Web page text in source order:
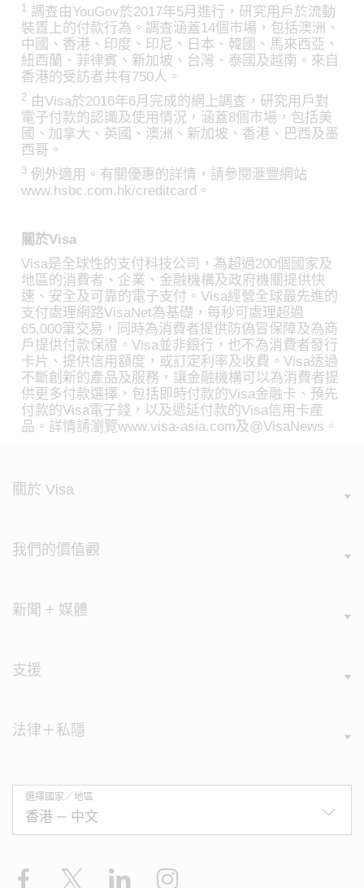
1 調查由YouGov於2017年5月進行，研究用戶於流動
裝置上的付款行為。調查涵蓋14個市場，包括澳洲、
中國、香港、印度、印尼、日本、韓國、馬來西亞、
紐西蘭、菲律賓、新加坡、台灣、泰國及越南。來自
香港的受訪者共有750人。
2 由Visa於2016年6月完成的網上調查，研究用戶對
電子付款的認識及使用情況，涵蓋8個市場，包括美
國、加拿大、英國、澳洲、新加坡、香港、巴西及墨
西哥。
3 例外適用。有關優惠的詳情，請參閱滙豐網站
www.hsbc.com.hk/creditcard。
關於Visa
Visa是全球性的支付科技公司，為超過200個國家及
地區的消費者、企業、金融機構及政府機關提供快
速、安全及可靠的電子支付。Visa經營全球最先進的
支付處理網路VisaNet為基礎，每秒可處理超過
65,000筆交易，同時為消費者提供防偽冒保障及為商
戶提供付款保證。Visa並非銀行，也不為消費者發行
卡片、提供信用額度，或訂定利率及收費。Visa透過
不斷創新的產品及服務，讓金融機構可以為消費者提
供更多付款選擇，包括即時付款的Visa金融卡、預先
付款的Visa電子錢，以及遞延付款的Visa信用卡產
品。詳情請瀏覽www.visa-asia.com及@VisaNews。
關於 Visa
我們的價值觀
新聞 + 媒體
支援
法律＋私隱
選擇國家／地區
Facebook LinkedIn